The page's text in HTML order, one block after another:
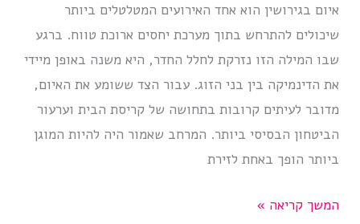
איום בגירושין הוא אחד האירועים המטלטלים ביותר
שיכולים להתרחש בתוך מערכת יחסים ארוכת טווח. ברגע
שבו המילה הזו נזרקת לחלל החדר, היא משנה באופן מיידי
את הדינמיקה בין בני הזוג. עבור הצד ששומע את האיום,
מדובר לעיתים קרובות בתחושה של קריסת הבית וערעור
הביטחון הבסיסי ביותר. המרחב שאמור היה להיות המוגן
ביותר הופך באחת לזירת
איום
המשך קריאה »